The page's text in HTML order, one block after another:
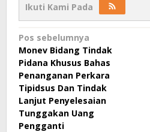
Ikuti Kami Pada
Navigasi
pos
Pos sebelumnya
Monev Bidang Tindak
Pidana Khusus Bahas
Penanganan Perkara
Tipidsus Dan Tindak
Lanjut Penyelesaian
Tunggakan Uang
Pengganti